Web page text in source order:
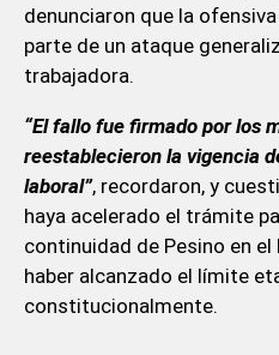
denunciaron que la
parte de un ataque
trabajadora.
“El fallo fue firmado por los
reestablecieron la vigencia
laboral”, recordaron, y
haya acelerado el trámite
continuidad de Pesino en
haber alcanzado el límite
constitucionalmente.